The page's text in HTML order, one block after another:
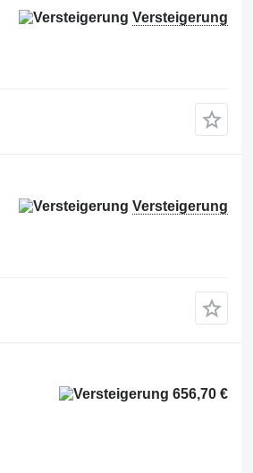
Versteigerung
Versteigerung
656,70 €